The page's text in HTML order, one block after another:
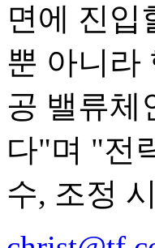
면에 진입
뿐 아니라
공 밸류체
다"며 "전
수, 조정